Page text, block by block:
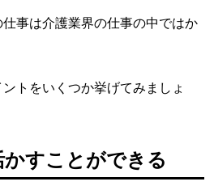
事は介護業界の仕事の中ではか
トをいくつか挙げてみましょ
すことができる